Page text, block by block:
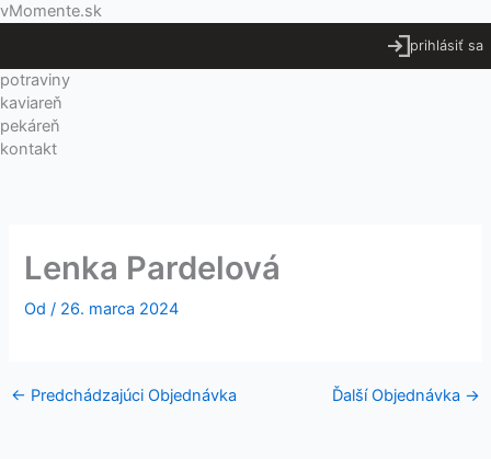
Preskočiť
vMomente.sk
prihlásiť sa
Menu
potraviny
kaviareň
pekáreň
kontakt
Lenka Pardelová
Od / 26. marca 2024
← Predchádzajúci Objednávka Ďalší Objednávka →